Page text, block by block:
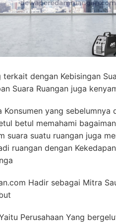
dengan Kebisingan
Suara Ruangan juga
Konsumen yang
betul memahami
suara suatu ruangan juga
ruangan dengan
Hadir sebagai Mitra
Perusahaan Yang